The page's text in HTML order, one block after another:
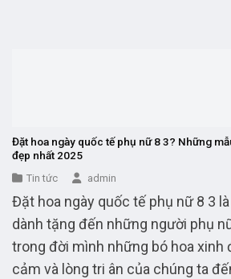
Đặt hoa ngày quốc tế phụ nữ 8 3? Những
đẹp nhất 2025
Tin tức admin
Đặt hoa ngày quốc tế phụ nữ 8 3
dành tặng đến những người phụ
trong đời mình những bó hoa xinh
cảm và lòng tri ân của chúng ta